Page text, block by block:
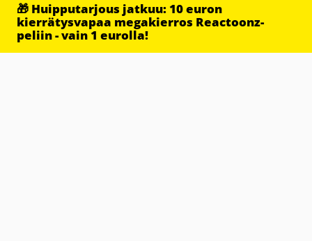
🎁 Huipputarjous jatkuu: 10 euron
kierrätysvapaa megakierros Reactoonz-
peliin - vain 1 eurolla!